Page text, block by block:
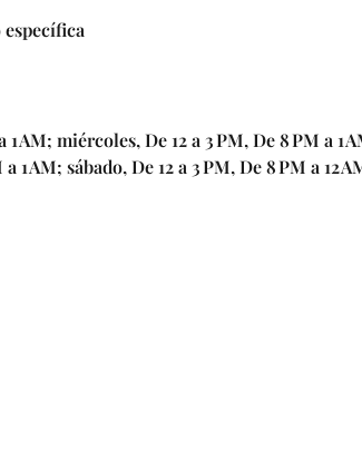
específica
AM; miércoles, De 12 a 3 PM, De 8 PM a 1
1 AM; sábado, De 12 a 3 PM, De 8 PM a 12